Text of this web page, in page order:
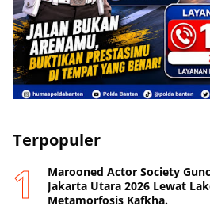
Terpopuler
Marooned Actor Society
Jakarta Utara 2026 Lewat
Metamorfosis Kafkha.